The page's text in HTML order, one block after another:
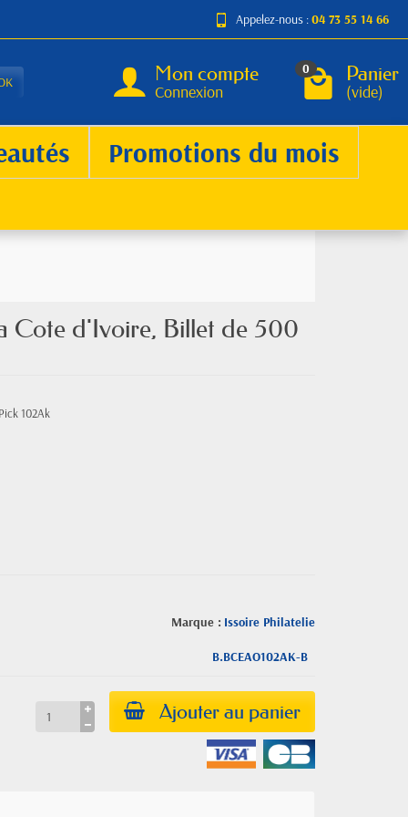
Appelez-nous :04 73 55 14 66
Mon compte
Connexion
0 Panier
(vide)
Promotions du mois
Cote d'Ivoire, Billet de 500
102Ak
Marque : Issoire Philatelie
B.BCEAO102AK-B
Ajouter au panier